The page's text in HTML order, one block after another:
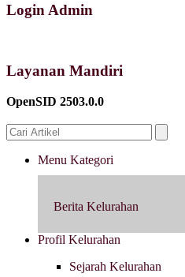
Login Admin
Layanan Mandiri
OpenSID 2503.0.0
Menu Kategori
Berita Kelurahan
Profil Kelurahan
Sejarah Kelurahan